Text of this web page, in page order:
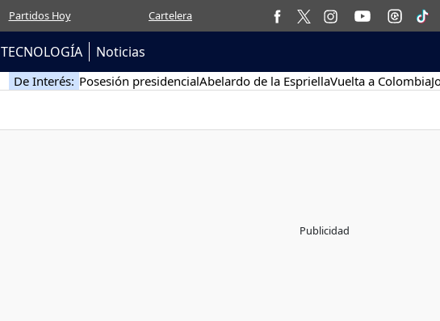
Partidos Hoy Cartelera
TECNOLOGÍA Noticias
De Interés: Posesión presidencialAbelardo de la EspriellaVuelta a Colombia